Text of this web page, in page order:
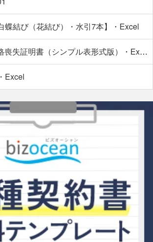
蝶結び（花結び）・水引7本】・Excel
健康保険資格喪失証明書（シンプル表形式版）・Excel【見本付き】
Excel